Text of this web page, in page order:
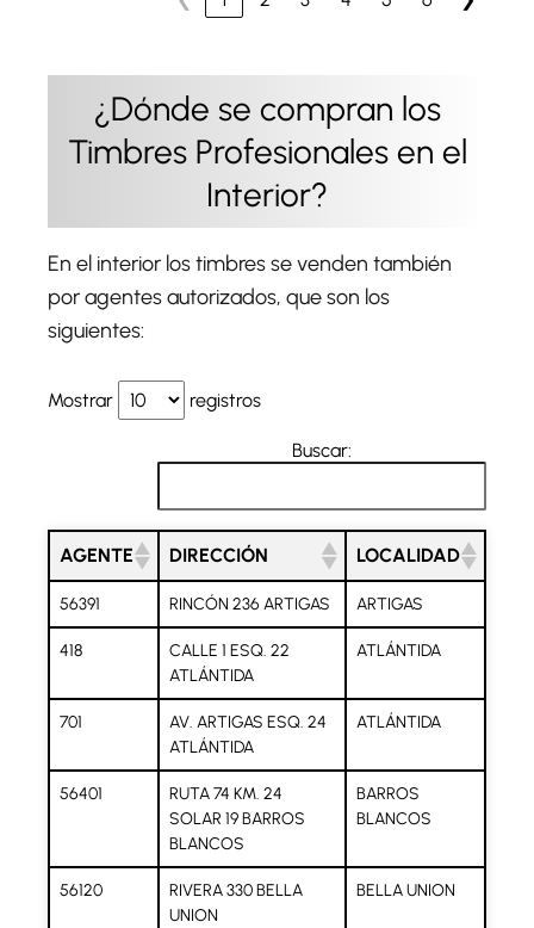
¿Dónde se compran los
Timbres Profesionales en el
Interior?
En el interior los timbres se venden también
por agentes autorizados, que son los
siguientes:
Mostrar registros
Buscar:
AGENTE DIRECCIÓN LOCALIDAD
56391 RINCÓN 236 ARTIGAS ARTIGAS
418
CALLE 1 ESQ. 22
ATLÁNTIDA
ATLÁNTIDA
701
AV. ARTIGAS ESQ. 24
ATLÁNTIDA
ATLÁNTIDA
56401
RUTA 74 KM. 24
SOLAR 19 BARROS
BLANCOS
BARROS
BLANCOS
56120
RIVERA 330 BELLA
UNION
BELLA UNION